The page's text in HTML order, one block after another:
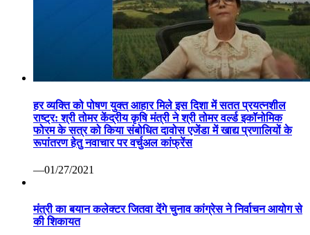
हर व्यक्ति को पोषण युक्त आहार मिले इस दिशा में सतत प्रयत्नशील
राष्ट्र: श्री तोमर केंद्रीय कृषि मंत्री ने श्री तोमर वर्ल्ड इकॉनोमिक
फोरम के सत्र को किया संबोधित दावोस एजेंडा में खाद्य प्रणालियों के
रूपांतरण हेतु नवाचार पर वर्चुअल कांफ्रेंस
—01/27/2021
मंत्री का बयान कलेक्टर जितवा देंगे चुनाव कांग्रेस ने निर्वाचन आयोग से
की शिकायत